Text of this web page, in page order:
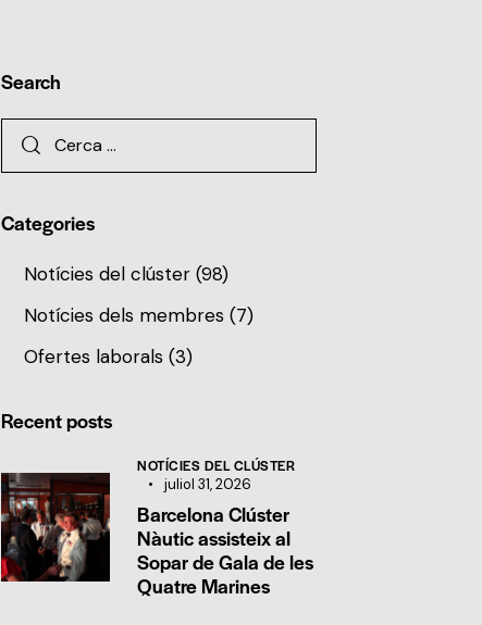
Search
Categories
Notícies del clúster(98)
Notícies dels membres(7)
Ofertes laborals(3)
Recent posts
NOTÍCIES DEL CLÚSTER
juliol 31, 2026
Barcelona Clúster
Nàutic assisteix al
Sopar de Gala de les
Quatre Marines